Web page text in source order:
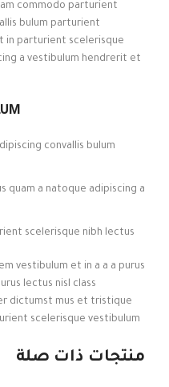
commodo parturient
bulum parturient
in parturient scelerisque
a vestibulum hendrerit et
convallis bulum
a natoque adipiscing a
scelerisque nibh lectus.
vestibulum et in a a a purus
lectus nisl class
dictumst mus et tristique
scelerisque vestibulum
منتجات ذات صلة